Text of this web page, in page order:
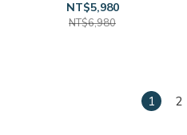
川白
NT$5,980
NT$6,980
1 2